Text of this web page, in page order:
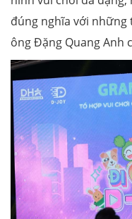
đúng nghĩa với những
ông Đặng Quang Anh